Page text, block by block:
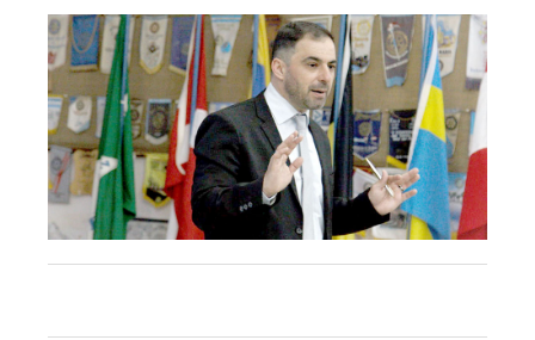
único
DIARIO
Balcarce
Inicio
Tendencia